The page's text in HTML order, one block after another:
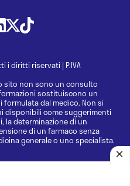
i diritti riservati | P.IVA
sito non sono un consulto
sostituiscono un
dal medico. Non si
disponibili come suggerimenti
la determinazione di un
di un farmaco senza
generale o uno specialista.